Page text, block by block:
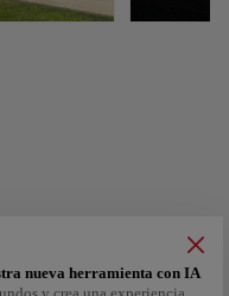
tus favoritos para crear
un itinerario personalizado
nueva herramienta con IA